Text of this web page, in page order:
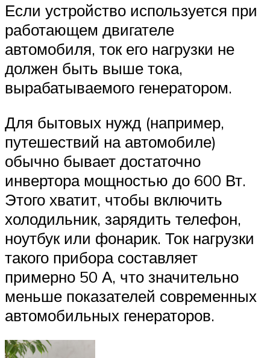
Если устройство используется при
работающем двигателе
автомобиля, ток его нагрузки не
должен быть выше тока,
вырабатываемого генератором.
Для бытовых нужд (например,
путешествий на автомобиле)
обычно бывает достаточно
инвертора мощностью до 600 Вт.
Этого хватит, чтобы включить
холодильник, зарядить телефон,
ноутбук или фонарик. Ток нагрузки
такого прибора составляет
примерно 50 А, что значительно
меньше показателей современных
автомобильных генераторов.